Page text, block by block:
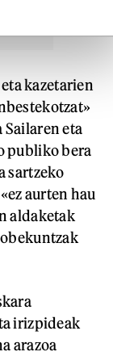
kazetarien
eta
publiko bera
sartzeko
aurten hau
aldaketak
irizpideak
arazoa